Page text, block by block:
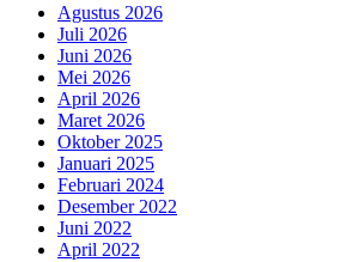
Agustus 2026
Juli 2026
Juni 2026
Mei 2026
April 2026
Maret 2026
Oktober 2025
Januari 2025
Februari 2024
Desember 2022
Juni 2022
April 2022